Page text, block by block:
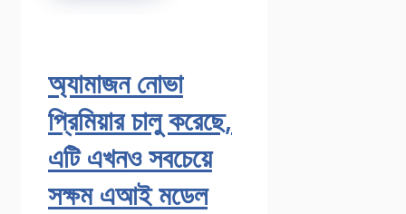
অ্যামাজন নোভা
প্রিমিয়ার চালু করেছে,
এটি এখনও সবচেয়ে
সক্ষম এআই মডেল